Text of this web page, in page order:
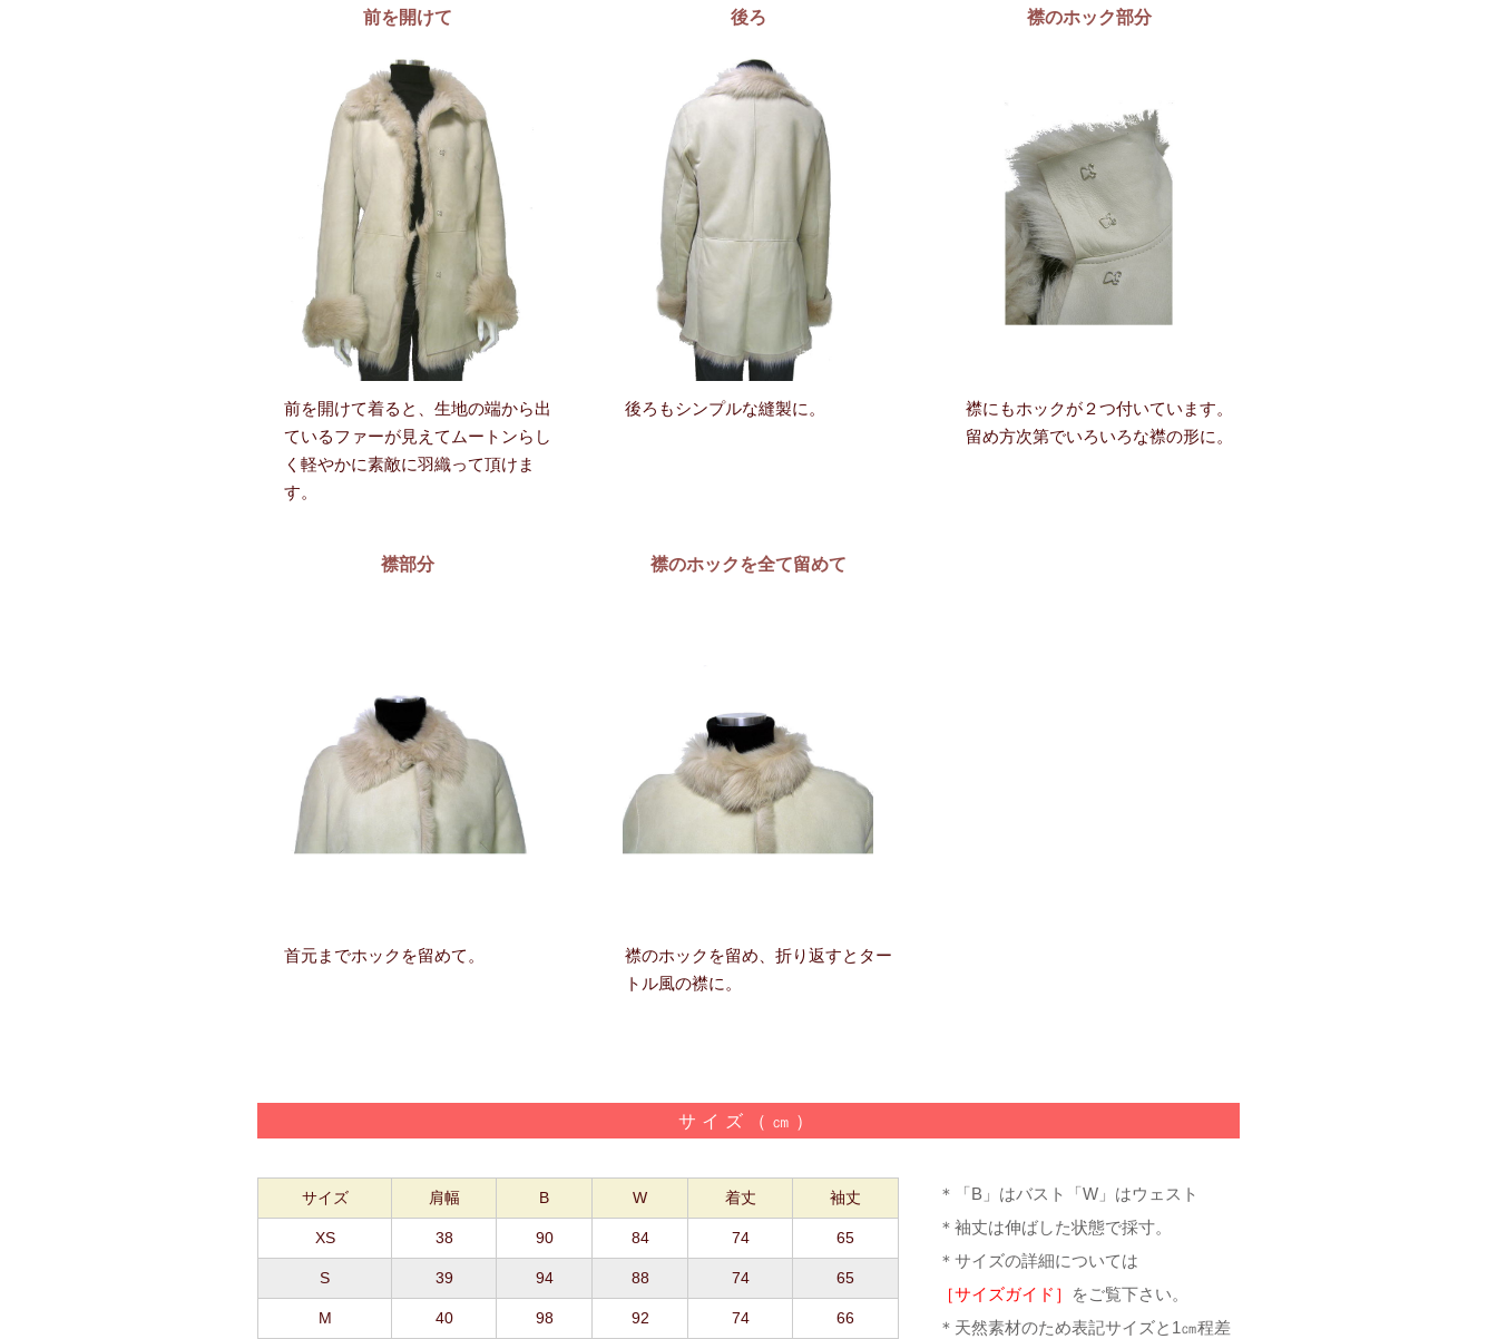
前を開けて
前を開けて着ると、生地の端から出
ているファーが見えてムートンらし
く軽やかに素敵に羽織って頂けま
す。
後ろ
後ろもシンプルな縫製に。
襟のホック部分
襟にもホックが２つ付いています。
留め方次第でいろいろな襟の形に。
襟部分
首元までホックを留めて。
襟のホックを全て留めて
襟のホックを留め、折り返すとター
トル風の襟に。
サイズ（㎝）
サイズ 肩幅 B W 着丈 袖丈
XS 38 90 84 74 65
S 39 94 88 74 65
M 40 98 92 74 66
＊「B」はバスト「W」はウェスト
＊袖丈は伸ばした状態で採寸。
＊サイズの詳細については
［サイズガイド］ をご覧下さい。
＊天然素材のため表記サイズと1㎝程差